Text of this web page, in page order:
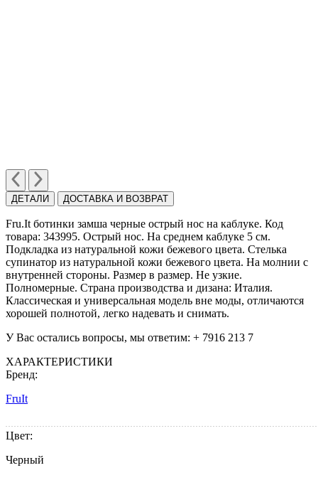
ДЕТАЛИ ДОСТАВКА И ВОЗВРАТ
Fru.It ботинки замша черные острый нос на каблуке. Код
товара: 343995. Острый нос. На среднем каблуке 5 см.
Подкладка из натуральной кожи бежевого цвета. Стелька
супинатор из натуральной кожи бежевого цвета. На молнии с
внутренней стороны. Размер в размер. Не узкие.
Полномерные. Страна производства и дизана: Италия.
Классическая и универсальная модель вне моды, отличаются
хорошей полнотой, легко надевать и снимать.
У Вас остались вопросы, мы ответим: + 7916 213 7
ХАРАКТЕРИСТИКИ
Бренд:
FruIt
Цвет:
Черный